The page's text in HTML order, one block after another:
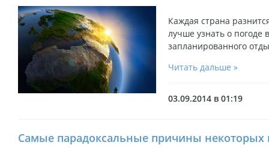
Каждая страна
лучше узнать о погоде
запланированного
Читать дальше »
03.09.2014 в 01:19
Самые парадоксальные причины некоторых